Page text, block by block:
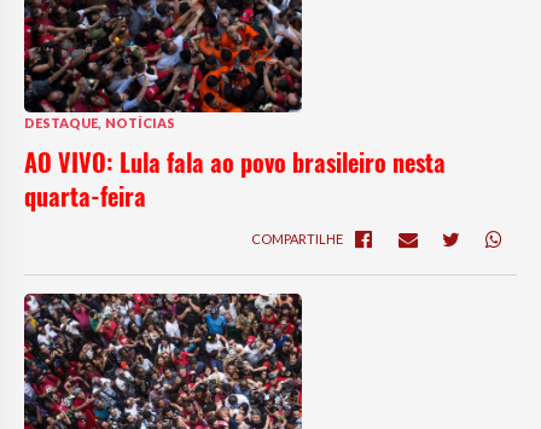
DESTAQUE, NOTÍCIAS
AO VIVO: Lula fala ao povo brasileiro nesta
quarta-feira
COMPARTILHE